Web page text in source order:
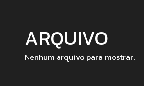
ARQUIVO
Nenhum arquivo para mostrar.